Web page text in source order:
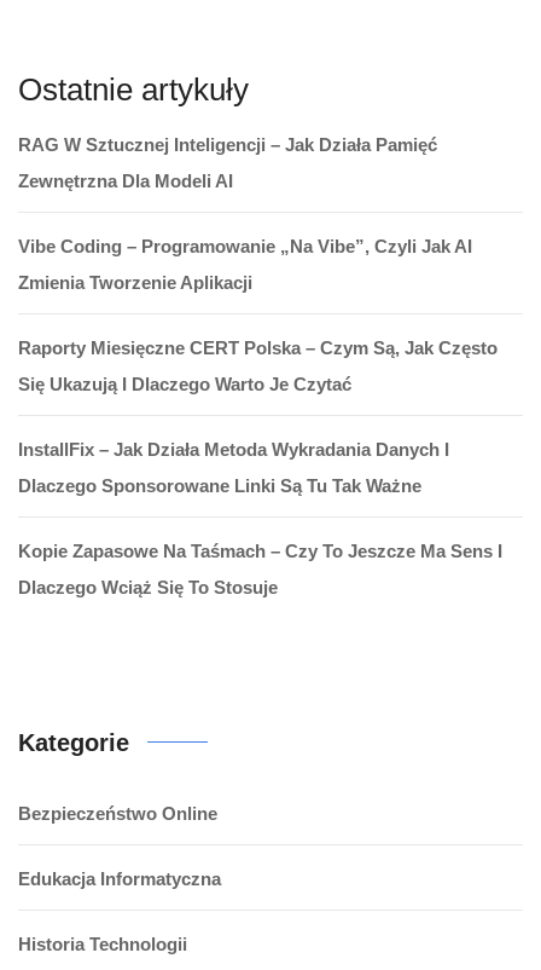
Ostatnie artykuły
RAG W Sztucznej Inteligencji – Jak Działa Pamięć
Zewnętrzna Dla Modeli AI
Vibe Coding – Programowanie „na Vibe”, Czyli Jak AI
Zmienia Tworzenie Aplikacji
Raporty Miesięczne CERT Polska – Czym Są, Jak Często
Się Ukazują I Dlaczego Warto Je Czytać
InstallFix – Jak Działa Metoda Wykradania Danych I
Dlaczego Sponsorowane Linki Są Tu Tak Ważne
Kopie Zapasowe Na Taśmach – Czy To Jeszcze Ma Sens I
Dlaczego Wciąż Się To Stosuje
Kategorie
Bezpieczeństwo Online
Edukacja Informatyczna
Historia Technologii